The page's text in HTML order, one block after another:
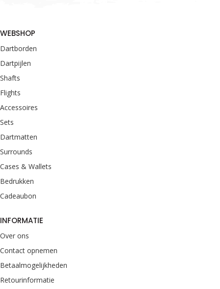
WEBSHOP
Dartborden
Dartpijlen
Shafts
Flights
Accessoires
Sets
Dartmatten
Surrounds
Cases & Wallets
Bedrukken
Cadeaubon
INFORMATIE
Over ons
Contact opnemen
Betaalmogelijkheden
Retourinformatie